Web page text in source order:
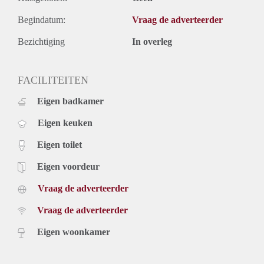
Inclusief stoffering, meubilering en keukenapparatuur.
€ 1.600,- inclusief g/w/e, kabel tv, internet, stoffering,
meubilering en keukenapparatuur. Exclusief gemeente
ons opnemen of u kunt uzelf inschrijven op onze website.
Begindatum: Vraag de adverteerder
Bezichtiging In overleg
FACILITEITEN
Eigen badkamer
Eigen keuken
Eigen toilet
Eigen voordeur
Vraag de adverteerder
Vraag de adverteerder
Eigen woonkamer